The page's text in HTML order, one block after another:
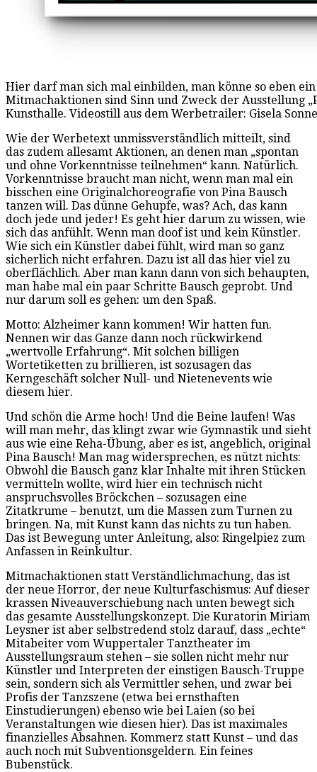
Hier darf man sich mal einbilden, man könne so eben
Mitmachaktionen sind Sinn und Zweck der Ausstellung
Kunsthalle. Videostill aus dem Werbetrailer: Gisela
Wie der Werbetext unmissverständlich mitteilt, sind
das zudem allesamt Aktionen, an denen man „spontan
und ohne Vorkenntnisse teilnehmen“ kann. Natürlich.
Vorkenntnisse braucht man nicht, wenn man mal ein
bisschen eine Originalchoreografie von Pina Bausch
tanzen will. Das dünne Gehupfe, was? Ach, das kann
doch jede und jeder! Es geht hier darum zu wissen, wie
sich das anfühlt. Wenn man doof ist und kein Künstler.
Wie sich ein Künstler dabei fühlt, wird man so ganz
sicherlich nicht erfahren. Dazu ist all das hier viel zu
oberflächlich. Aber man kann dann von sich behaupten,
man habe mal ein paar Schritte Bausch geprobt. Und
nur darum soll es gehen: um den Spaß.
Motto: Alzheimer kann kommen! Wir hatten fun.
Nennen wir das Ganze dann noch rückwirkend
„wertvolle Erfahrung“. Mit solchen billigen
Wortetiketten zu brillieren, ist sozusagen das
Kerngeschäft solcher Null- und Nietenevents wie
diesem hier.
Und schön die Arme hoch! Und die Beine laufen! Was
will man mehr, das klingt zwar wie Gymnastik und sieht
aus wie eine Reha-Übung, aber es ist, angeblich, original
Pina Bausch! Man mag widersprechen, es nützt nichts:
Obwohl die Bausch ganz klar Inhalte mit ihren Stücken
vermitteln wollte, wird hier ein technisch nicht
anspruchsvolles Bröckchen – sozusagen eine
Zitatkrume – benutzt, um die Massen zum Turnen zu
bringen. Na, mit Kunst kann das nichts zu tun haben.
Das ist Bewegung unter Anleitung, also: Ringelpiez zum
Anfassen in Reinkultur.
Mitmachaktionen statt Verständlichmachung, das ist
der neue Horror, der neue Kulturfaschismus: Auf dieser
krassen Niveauverschiebung nach unten bewegt sich
das gesamte Ausstellungskonzept. Die Kuratorin Miriam
Leysner ist aber selbstredend stolz darauf, dass „echte“
Mitabeiter vom Wuppertaler Tanztheater im
Ausstellungsraum stehen – sie sollen nicht mehr nur
Künstler und Interpreten der einstigen Bausch-Truppe
sein, sondern sich als Vermittler sehen, und zwar bei
Profis der Tanzszene (etwa bei ernsthaften
Einstudierungen) ebenso wie bei Laien (so bei
Veranstaltungen wie diesen hier). Das ist maximales
finanzielles Absahnen. Kommerz statt Kunst – und das
auch noch mit Subventionsgeldern. Ein feines
Bubenstück.